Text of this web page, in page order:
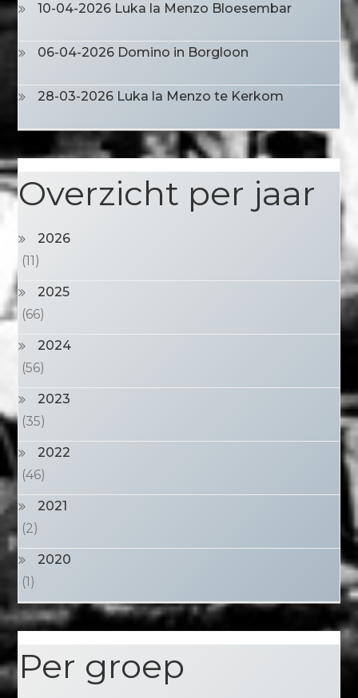
10-04-2026 Luka la Menzo Bloesembar
06-04-2026 Domino in Borgloon
28-03-2026 Luka la Menzo te Kerkom
Overzicht per jaar
2026
(11)
2025
(66)
2024
(56)
2023
(35)
2022
(46)
2021
(2)
2020
(1)
Per groep